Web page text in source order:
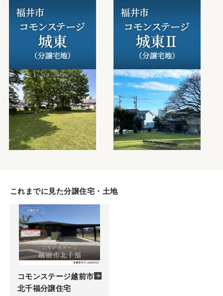
これまでに見た分譲住宅・土地
コモンステージ越前市
北千福分譲住宅